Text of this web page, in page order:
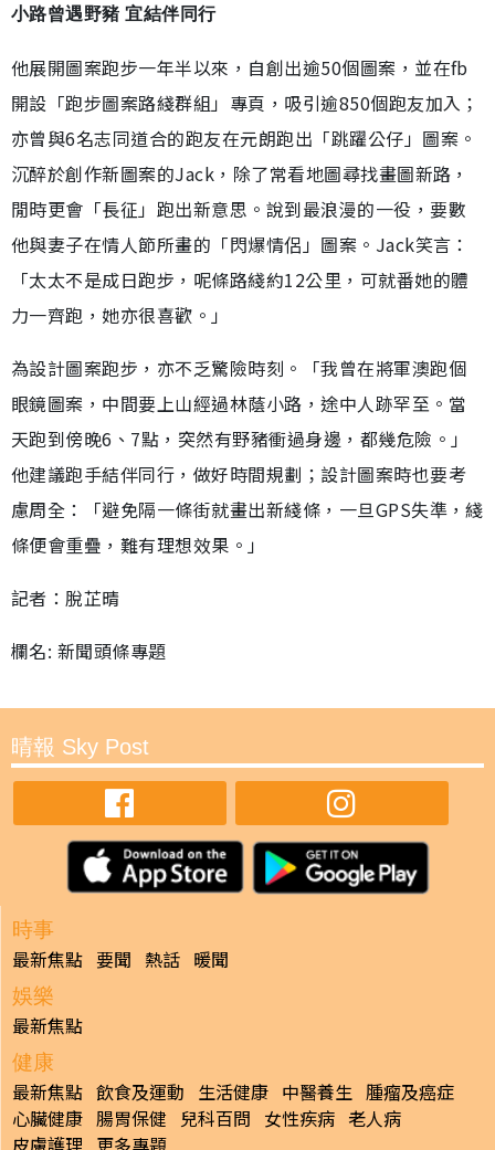
小路曾遇野豬 宜結伴同行
他展開圖案跑步一年半以來，自創出逾50個圖案，並在fb
開設「跑步圖案路綫群組」專頁，吸引逾850個跑友加入；
亦曾與6名志同道合的跑友在元朗跑出「跳躍公仔」圖案。
沉醉於創作新圖案的Jack，除了常看地圖尋找畫圖新路，
閒時更會「長征」跑出新意思。說到最浪漫的一役，要數
他與妻子在情人節所畫的「閃爆情侶」圖案。Jack笑言：
「太太不是成日跑步，呢條路綫約12公里，可就番她的體
力一齊跑，她亦很喜歡。」
為設計圖案跑步，亦不乏驚險時刻。「我曾在將軍澳跑個
眼鏡圖案，中間要上山經過林蔭小路，途中人跡罕至。當
天跑到傍晚6、7點，突然有野豬衝過身邊，都幾危險。」
他建議跑手結伴同行，做好時間規劃；設計圖案時也要考
慮周全：「避免隔一條街就畫出新綫條，一旦GPS失準，綫
條便會重疊，難有理想效果。」
記者：脫芷晴
欄名: 新聞頭條專題
晴報 Sky Post
時事
最新焦點 要聞 熱話 暖聞
娛樂
最新焦點
健康
最新焦點 飲食及運動 生活健康 中醫養生 腫瘤及癌症
心臟健康 腸胃保健 兒科百問 女性疾病 老人病
皮膚護理 更多專題